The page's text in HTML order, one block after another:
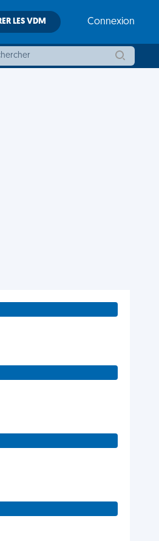
LES VDM Connexion